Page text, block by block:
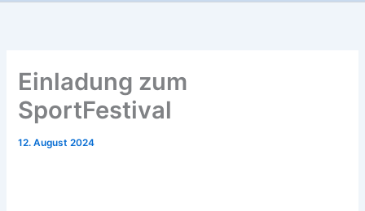
Einladung zum
SportFestival
12. August 2024